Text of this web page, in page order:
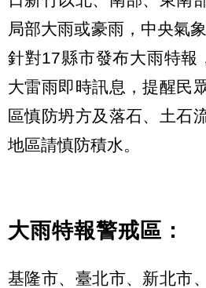
局部大雨或豪雨，中央氣
針對17縣市發布大雨特報
大雷雨即時訊息，提醒民
區慎防坍方及落石、土石
地區請慎防積水。
大雨特報警戒區：
基隆市、臺北市、新北市